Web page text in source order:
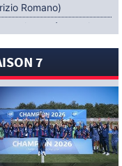
Romano)
trouvé entre le
un ultimatum
prêté à Dunkerque
de Diaby envisagé
7